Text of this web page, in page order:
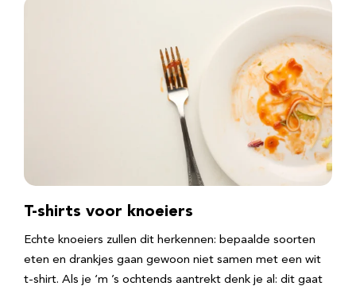
T-shirts voor knoeiers
Echte knoeiers zullen dit herkennen: bepaalde soorten
eten en drankjes gaan gewoon niet samen met een wit
t-shirt. Als je ‘m ’s ochtends aantrekt denk je al: dit gaat